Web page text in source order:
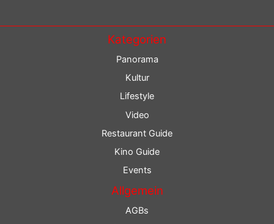
Kategorien
Panorama
Kultur
Lifestyle
Video
Restaurant Guide
Kino Guide
Events
Allgemein
AGBs